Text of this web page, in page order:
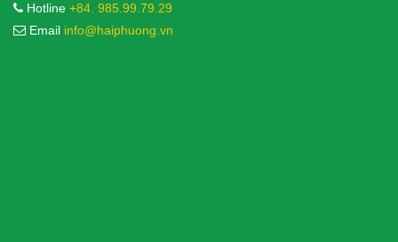
Hotline +84. 985.99.79.29
Email info@haiphuong.vn